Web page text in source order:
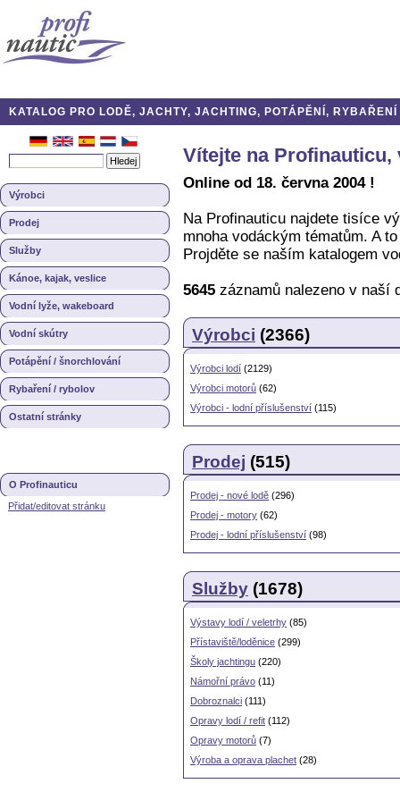
KATALOG PRO LODĚ, JACHTY, JACHTING, POTÁPĚNÍ,
Výrobci
Prodej
Služby
Kánoe, kajak, veslice
Vodní lyže, wakeboard
Vodní skútry
Potápění / šnorchlování
Rybaření / rybolov
Ostatní stránky
O Profinauticu
Přidat/editovat stránku
Vítejte na
Online od 18. června 2004 !
Na Profinauticu najdete tisíce
mnoha vodáckým tématům. A
Projděte se naším katalogem
5645 záznamů nalezeno v naší
Výrobci (2366)
Výrobci lodí (2129)
Výrobci motorů (62)
Výrobci - lodní příslušenství (115)
Prodej (515)
Prodej - nové lodě (296)
Prodej - motory (62)
Prodej - lodní příslušenství (98)
Služby (1678)
Výstavy lodí / veletrhy (85)
Přístaviště/loděnice (299)
Školy jachtingu (220)
Námořní právo (11)
Dobroznalci (111)
Opravy lodí / refit (112)
Opravy motorů (7)
Výroba a oprava plachet (28)